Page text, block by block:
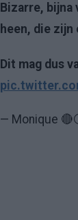
Bizarre,
heen, die
Dit mag dus
— Monique